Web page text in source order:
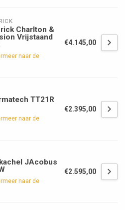
Charlton &
Vrijstaand
naar de
€4.145,00
TT21R
naar de
€2.395,00
JAcobus
naar de
€2.595,00